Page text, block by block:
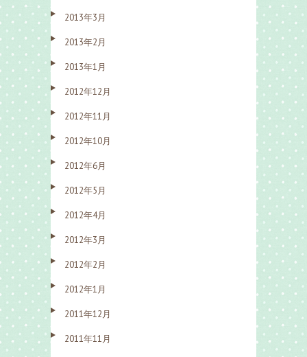
2013年3月
2013年2月
2013年1月
2012年12月
2012年11月
2012年10月
2012年6月
2012年5月
2012年4月
2012年3月
2012年2月
2012年1月
2011年12月
2011年11月